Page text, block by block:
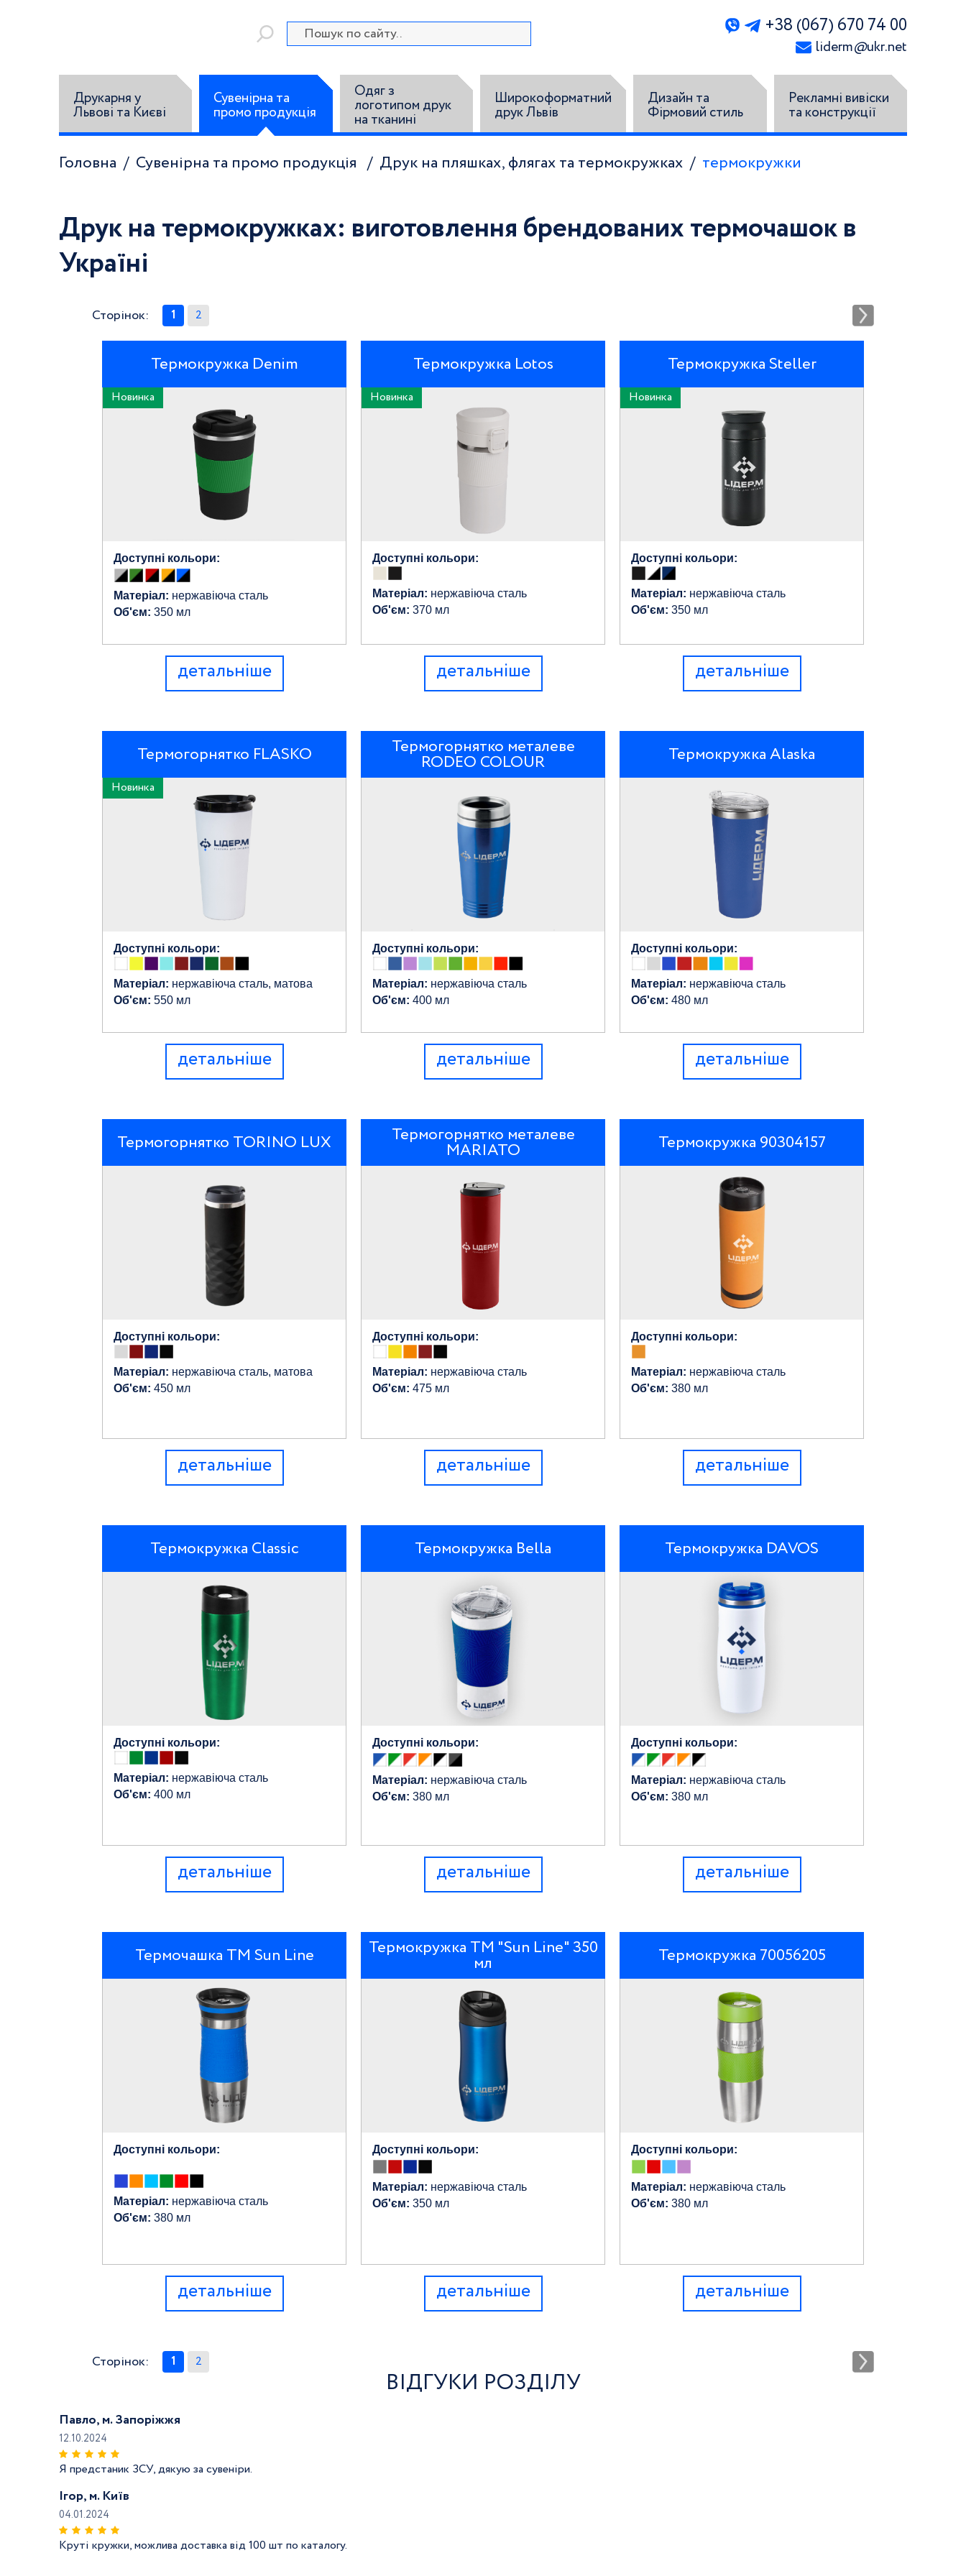
+38 (067) 670 74 00
liderm@ukr.net
Друкарня у
Львові та Києві
Сувенірна та
промо продукція
Одяг з
логотипом друк
на тканині
Широкоформатний
друк Львів
Дизайн та
Фірмовий стиль
Рекламні вивіски
та конструкції
Головна Сувенірна та промо продукція Друк на пляшках, флягах та термокружках термокружки
Друк на термокружках: виготовлення брендованих термочашок в
Україні
Сторінок: 1 2
Термокружка Denim
Новинка
Доступні кольори:
Матеріал: нержавіюча сталь
Об'єм: 350 мл
детальніше
Термокружка Lotos
Новинка
Доступні кольори:
Матеріал: нержавіюча сталь
Об'єм: 370 мл
детальніше
Термокружка Steller
Новинка
Доступні кольори:
Матеріал: нержавіюча сталь
Об'єм: 350 мл
детальніше
Термогорнятко FLASKO
Новинка
Доступні кольори:
Матеріал: нержавіюча сталь, матова
Об'єм: 550 мл
детальніше
Термогорнятко металеве
RODEO COLOUR
Доступні кольори:
Матеріал: нержавіюча сталь
Об'єм: 400 мл
детальніше
Термокружка Alaska
Доступні кольори:
Матеріал: нержавіюча сталь
Об'єм: 480 мл
детальніше
Термогорнятко TORINO LUX
Доступні кольори:
Матеріал: нержавіюча сталь, матова
Об'єм: 450 мл
детальніше
Термогорнятко металеве
MARIATO
Доступні кольори:
Матеріал: нержавіюча сталь
Об'єм: 475 мл
детальніше
Термокружка 90304157
Доступні кольори:
Матеріал: нержавіюча сталь
Об'єм: 380 мл
детальніше
Термокружка Classic
Доступні кольори:
Матеріал: нержавіюча сталь
Об'єм: 400 мл
детальніше
Термокружка Bella
Доступні кольори:
Матеріал: нержавіюча сталь
Об'єм: 380 мл
детальніше
Термокружка DAVOS
Доступні кольори:
Матеріал: нержавіюча сталь
Об'єм: 380 мл
детальніше
Термочашка ТМ Sun Line
Доступні кольори:
Матеріал: нержавіюча сталь
Об'єм: 380 мл
детальніше
Термокружка ТМ "Sun Line" 350
мл
Доступні кольори:
Матеріал: нержавіюча сталь
Об'єм: 350 мл
детальніше
Термокружка 70056205
Доступні кольори:
Матеріал: нержавіюча сталь
Об'єм: 380 мл
детальніше
Сторінок: 1 2
ВІДГУКИ РОЗДІЛУ
Павло, м. Запоріжжя
12.10.2024
Я предстаник ЗСУ, дякую за сувеніри.
Ігор, м. Київ
04.01.2024
Круті кружки, можлива доставка від 100 шт по каталогу.